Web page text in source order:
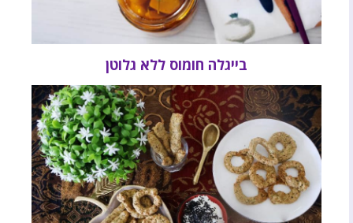
בייגלה חומוס ללא גלוטן